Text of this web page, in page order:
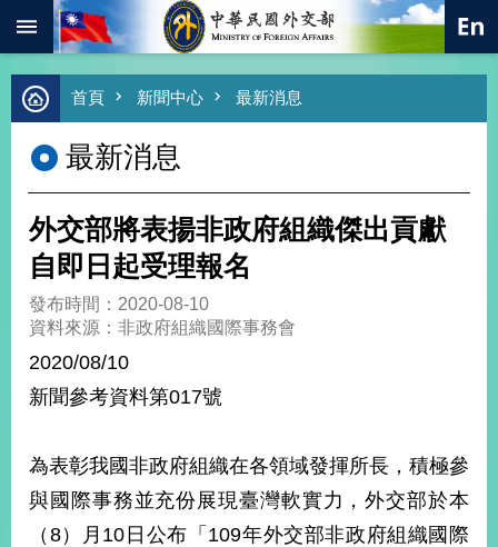
跳到主要內容區塊
進
階
尋
熱
總
合
外
價
外
交
經
濟
首頁 新聞中心 最新消息
最新消息
外交部將表揚非政府組織傑出貢獻
自即日起受理報名
發布時間：2020-08-10
資料來源：非政府組織國際事務會
2020/08/10
新聞參考資料第017號
為表彰我國非政府組織在各領域發揮所長，積極參
與國際事務並充份展現臺灣軟實力，外交部於本
（8）月10日公布「109年外交部非政府組織國際